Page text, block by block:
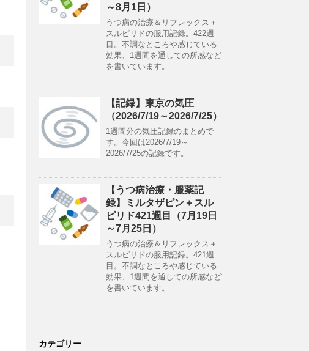
～8月1日）
うつ病の治療＆リフレックス＋
スルピリドの服用記録。422週
目。不調なところや感じている
効果、1週間を通しての所感など
を書いています。
【記録】東京の気圧
（2026/7/19～2026/7/25）
1週間分の気圧記録のまとめで
す。今回は2026/7/19～
2026/7/25の記録です。
【うつ病治療・服薬記
録】ミルタザピン＋スル
ピリド421週目（7月19日
～7月25日）
うつ病の治療＆リフレックス＋
スルピリドの服用記録。421週
目。不調なところや感じている
効果、1週間を通しての所感など
を書いています。
カテゴリー